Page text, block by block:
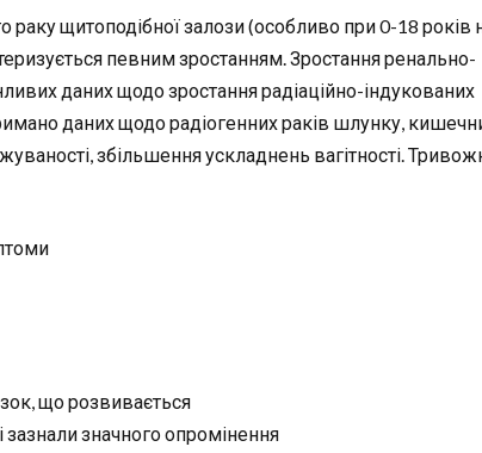
раку щитоподібної залози (особливо при 0-18 років
певним зростанням. Зростання ренально-
даних щодо зростання радіаційно-індукованих
даних щодо радіогенних раків шлунку,
збільшення ускладнень вагітності.
що розвивається
зазнали значного опромінення